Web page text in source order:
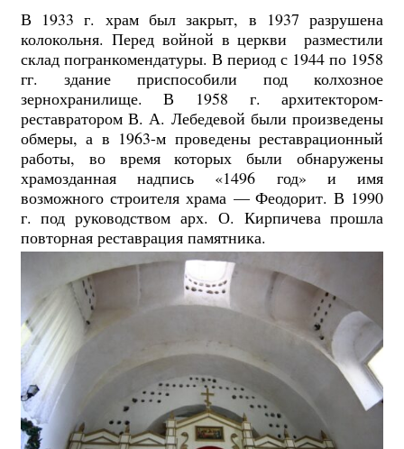
В 1933 г. храм был закрыт, в 1937 разрушена
колокольня. Перед войной в церкви разместили
склад погранкомендатуры. В период с 1944 по 1958
гг. здание приспособили под колхозное
зернохранилище. В 1958 г. архитектором­
реставратором В. А. Лебедевой были произведены
обмеры, а в 1963-м проведены реставрационный
работы, во время которых были обнаружены
храмо­зданная надпись «1496 год» и имя
возможного строителя храма — Феодорит. В 1990
г. под руководством арх. О. Кирпичева прошла
повторная реставрация памятника.